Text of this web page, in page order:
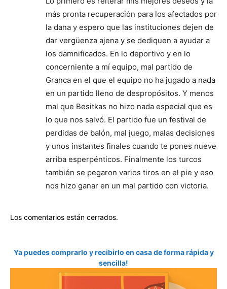
más pronta recuperación para los afectados por
la dana y espero que las instituciones dejen de
dar vergüenza ajena y se dediquen a ayudar a
los damnificados. En lo deportivo y en lo
concerniente a mí equipo, mal partido de
Granca en el que el equipo no ha jugado a nada
en un partido lleno de despropósitos. Y menos
mal que Besitkas no hizo nada especial que es
lo que nos salvó. El partido fue un festival de
perdidas de balón, mal juego, malas decisiones
y unos instantes finales cuando te pones nueve
arriba esperpénticos. Finalmente los turcos
también se pegaron varios tiros en el pie y eso
nos hizo ganar en un mal partido con victoria.
Los comentarios están cerrados.
Ya puedes comprarlo y recibirlo en casa de forma rápida y
sencilla!